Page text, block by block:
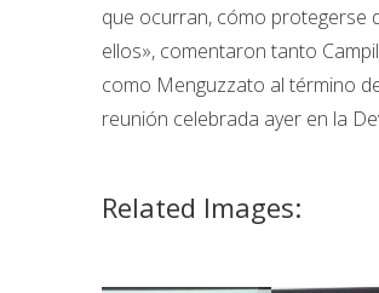
que ocurran, cómo protegerse
ellos», comentaron tanto
como Menguzzato al término
reunión celebrada ayer en la
Related Images: